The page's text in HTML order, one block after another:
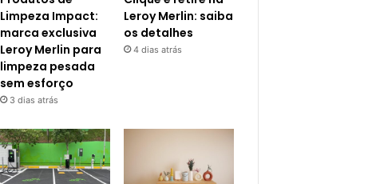
Limpeza Impact:
marca exclusiva
Leroy Merlin para
limpeza pesada
sem esforço
3 dias atrás
Leroy Merlin: saiba
os detalhes
4 dias atrás